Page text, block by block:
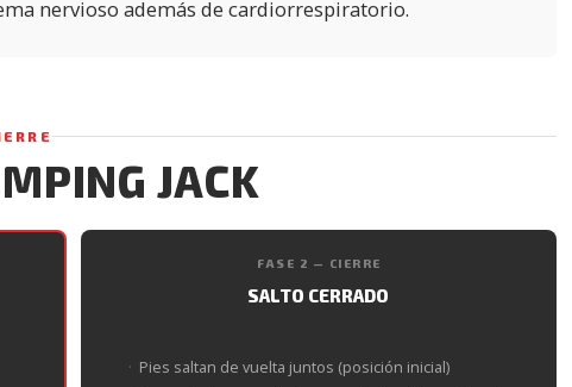
nervioso además de cardiorrespiratorio.
JACK
FASE 2 — CIERRE
SALTO CERRADO
Pies saltan de vuelta juntos (posición inicial)